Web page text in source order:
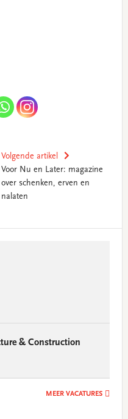
Volgende artikel
Voor Nu en Later: magazine
over schenken, erven en
nalaten
& Construction
MEER VACATURES